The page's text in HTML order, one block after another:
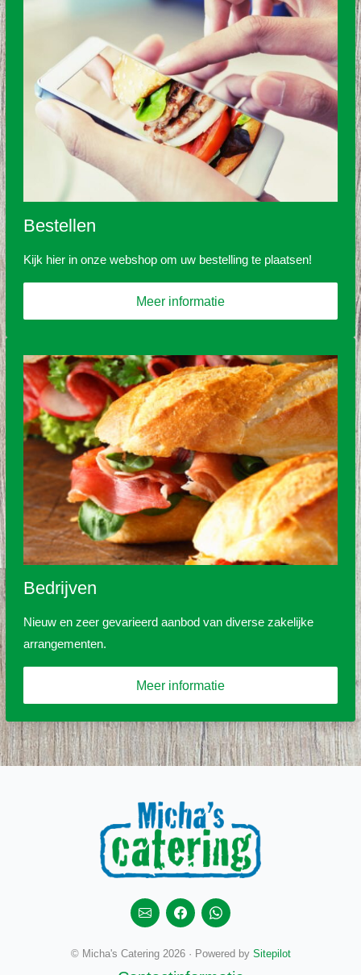
Bestellen
Kijk hier in onze webshop om uw bestelling te plaatsen!
Meer informatie
Bedrijven
Nieuw en zeer gevarieerd aanbod van diverse zakelijke
arrangementen.
Meer informatie
© Micha's Catering 2026 · Powered by Sitepilot